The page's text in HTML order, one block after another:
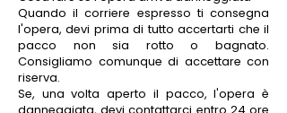
Quando il corriere espresso ti consegna
l'opera, devi prima di tutto accertarti che il
pacco non sia rotto o bagnato.
Consigliamo comunque di accettare con
riserva.
Se, una volta aperto il pacco, l'opera è